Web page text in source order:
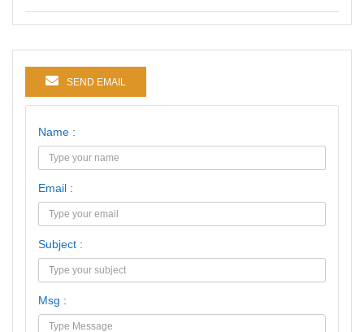
SEND EMAIL
Name :
Email :
Subject :
Msg :